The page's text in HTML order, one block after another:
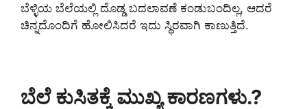
ಬೆಳ್ಳಿಯ ಬೆಲೆಯಲ್ಲಿ ದೊಡ್ಡ ಬದಲಾವಣೆ ಕಂಡುಬಂದಿಲ್ಲ, ಆದರೆ
ಚಿನ್ನದೊಂದಿಗೆ ಹೋಲಿಸಿದರೆ ಇದು ಸ್ಥಿರವಾಗಿ ಕಾಣುತ್ತಿದೆ.
ಬೆಲೆ ಕುಸಿತಕ್ಕೆ ಮುಖ್ಯ ಕಾರಣಗಳು.?